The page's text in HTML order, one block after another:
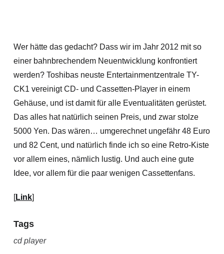
Wer hätte das gedacht? Dass wir im Jahr 2012 mit so
einer bahnbrechendem Neuentwicklung konfrontiert
werden? Toshibas neuste Entertainmentzentrale TY-
CK1 vereinigt CD- und Cassetten-Player in einem
Gehäuse, und ist damit für alle Eventualitäten gerüstet.
Das alles hat natürlich seinen Preis, und zwar stolze
5000 Yen. Das wären… umgerechnet ungefähr 48 Euro
und 82 Cent, und natürlich finde ich so eine Retro-Kiste
vor allem eines, nämlich lustig. Und auch eine gute
Idee, vor allem für die paar wenigen Cassettenfans.
[Link]
Tags
cd player